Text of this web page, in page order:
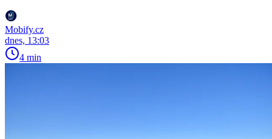
Mobify.cz
dnes, 13:03
4 min